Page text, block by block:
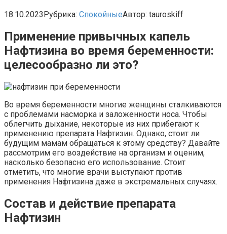
18.10.2023Рубрика: СпокойныеАвтор: tauroskiff
Применение привычных капель
Нафтизина во время беременности:
целесообразно ли это?
Во время беременности многие женщины сталкиваются
с проблемами насморка и заложенности носа. Чтобы
облегчить дыхание, некоторые из них прибегают к
применению препарата Нафтизин. Однако, стоит ли
будущим мамам обращаться к этому средству? Давайте
рассмотрим его воздействие на организм и оценим,
насколько безопасно его использование. Стоит
отметить, что многие врачи выступают против
применения Нафтизина даже в экстремальных случаях.
Состав и действие препарата
Нафтизин